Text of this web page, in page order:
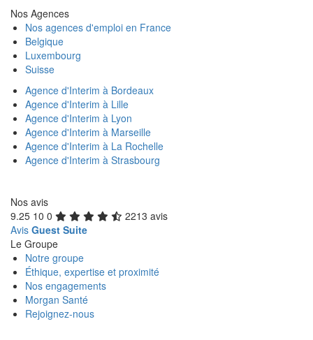
Nos Agences
Nos agences d'emploi en France
Belgique
Luxembourg
Suisse
Agence d'Interim à Bordeaux
Agence d'Interim à Lille
Agence d'Interim à Lyon
Agence d'Interim à Marseille
Agence d'Interim à La Rochelle
Agence d'Interim à Strasbourg
Nos avis
9.25 10 0
2213 avis
Avis Guest Suite
Le Groupe
Notre groupe
Éthique, expertise et proximité
Nos engagements
Morgan Santé
Rejoignez-nous